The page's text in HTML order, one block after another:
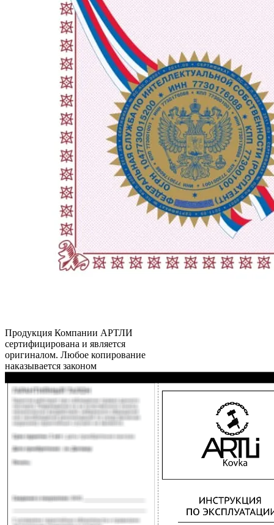
Продукция Компании АРТЛИ
сертифицирована и является
оригиналом. Любое копирование
наказывается законом